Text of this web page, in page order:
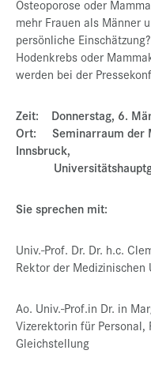
Osteoporose oder
mehr Frauen als Männer
persönliche
Hodenkrebs oder
werden bei der
Zeit: Donnerstag, 6.
Ort: Seminarraum der
Innsbruck,
Sie sprechen mit:
Univ.-Prof. Dr. Dr. h.c.
Rektor der
Ao. Univ.-Prof.in Dr. in
Vizerektorin für
Gleichstellung